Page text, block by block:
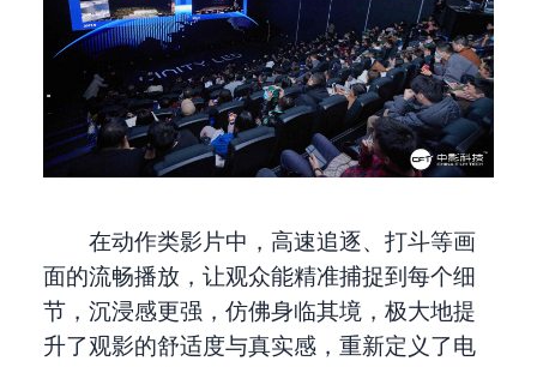
在动作类影片中，高速追逐、打斗等画
面的流畅播放，让观众能精准捕捉到每个细
节，沉浸感更强，仿佛身临其境，极大地提
升了观影的舒适度与真实感，重新定义了电